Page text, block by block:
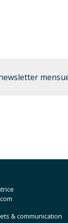
& communication